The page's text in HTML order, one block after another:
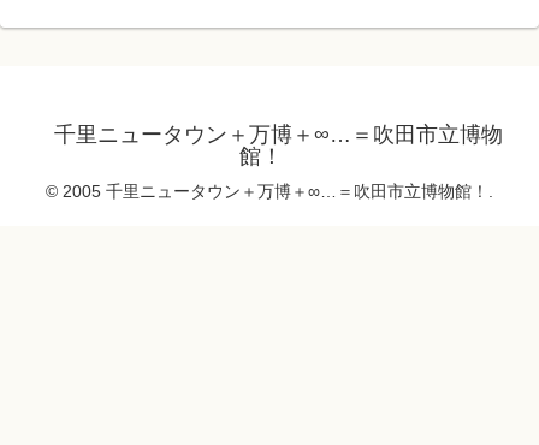
千里ニュータウン＋万博＋∞…＝吹田市立博物
館！
© 2005 千里ニュータウン＋万博＋∞…＝吹田市立博物館！.